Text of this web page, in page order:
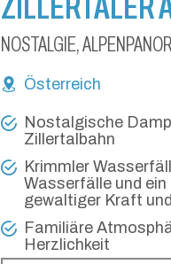
NOSTALGIE,
Österreich
Nostalgische
Zillertalbahn
Krimmler
Wasserfälle und
gewaltiger Kraft
Familiäre
Herzlichkeit